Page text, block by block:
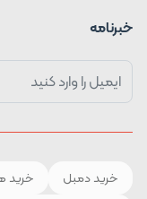
خبرنامه
خرید دمبل خرید